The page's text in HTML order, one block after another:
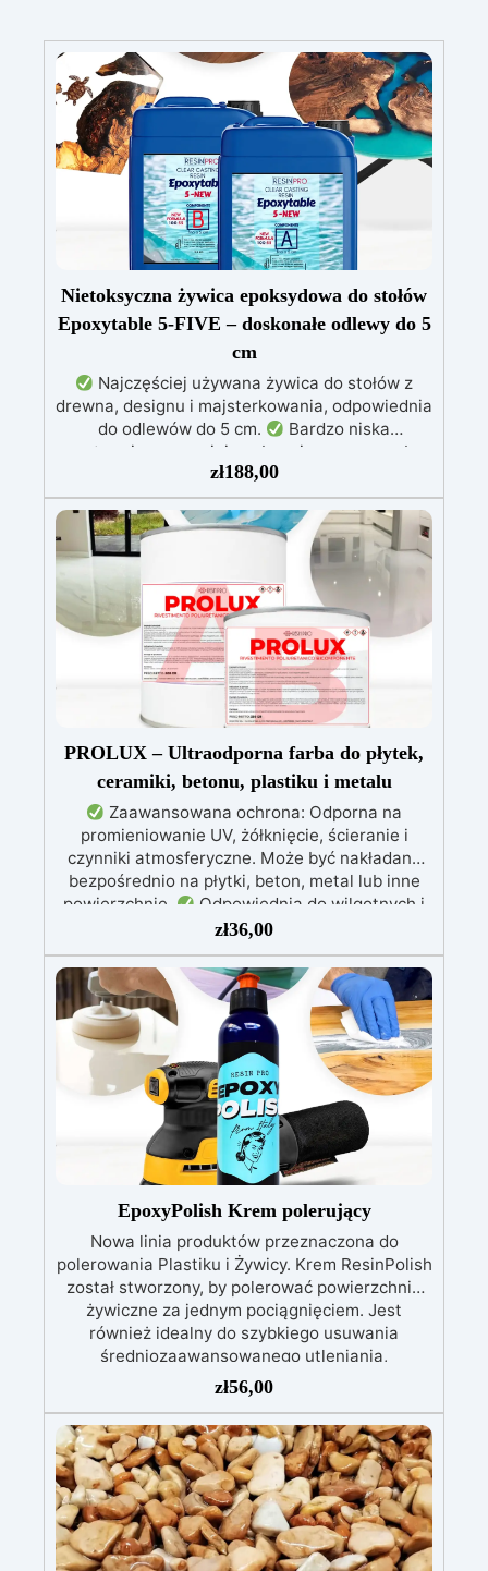
Nietoksyczna żywica epoksydowa do stołów
Epoxytable 5-FIVE – doskonałe odlewy do 5
cm
Najczęściej używana żywica do stołów z
drewna, designu i majsterkowania, odpowiednia
do odlewów do 5 cm.
Bardzo niska
egzotermia zapewniająca bezpieczną pracę bez
Odporna na zarysowania i
żółknięcie dzięki filtrom UV i wysokiej jakości
mechanicznej.
Niska lepkość, eliminująca
pęcherzyki powietrza i zapewniająca gładkie
wykończenie.
Bezpieczna i nietoksyczna,
wolna od BPA/VOC, certyfikowana do
długotrwałego kontaktu ze skórą.
zł188,00
PROLUX – Ultraodporna farba do płytek,
ceramiki, betonu, plastiku i metalu
Zaawansowana ochrona: Odporna na
promieniowanie UV, żółknięcie, ścieranie i
czynniki atmosferyczne. Może być nakładana
bezpośrednio na płytki, beton, metal lub inne
powierzchnie.
Odpowiednia do wilgotnych i
intensywnie użytkowanych miejsc: Specjalna
formuła, idealna do środowisk wymagających
najwyższej trwałości.
Wszechstronne i
personalizowane wykończenie: Dostępna w
kolorystyce RAL lub NCS, z wykończeniem w
połysku. Kryjąca już przy jednej warstwie.
Uniwersalna: Doskonała do podłóg, parkingów,
magazynów oraz do powłok na odpowiednio
przygotowanej stali.
Zgodność i
bezpieczeństwo: Zgodna z Rozporządzeniem
UE nr 305/2011 – Rozporządzeniem UE nr
574/2014 – Oznakowanie CE zgodnie z normą
EN 1504-2 oraz odpowiednią Deklaracją
Właściwości Użytkowych (DoP).
zł36,00
EpoxyPolish Krem polerujący
Nowa linia produktów przeznaczona do
polerowania Plastiku i Żywicy. Krem ResinPolish
został stworzony, by polerować powierzchnie
żywiczne za jednym pociągnięciem. Jest
również idealny do szybkiego usuwania
średniozaawansowanego utleniania,
delikatnych zadrapań, skaz i innych drobnych
defektów na żywicznej powierzchni. Ten krem
usuwa defekty pozostawione przez środki
ścierne o ziarnistości P1500 lub mniejszej i
pozostawia wspaniałe wykończenie
pozbawione niedoskonałości nawet na
ciemniejszych żelkotach, które mogą sprawiać
więcej trudności.
zł56,00